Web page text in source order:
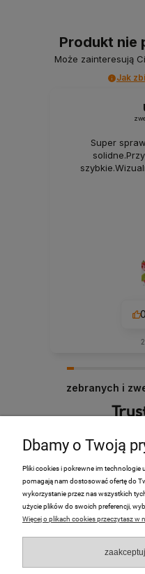
Produkt nie
Może zainteresują
Jak
Super
0
zebranych i
Dbamy o Twoją
Pliki cookies i pokrewne im technologie
pomagają nam dostosować ofertę do
wykorzystanie przez nas wszystkich
użycie plików do swoich preferencji,
Więcej o plikach cookies przeczytasz w